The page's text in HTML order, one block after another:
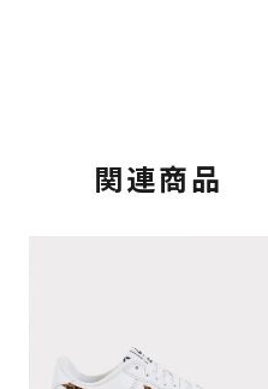
関連商品